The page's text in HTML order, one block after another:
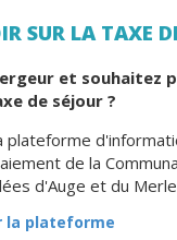
SUR LA TAXE
et souhaitez
de séjour ?
plateforme
de la
d'Auge et du
la plateforme